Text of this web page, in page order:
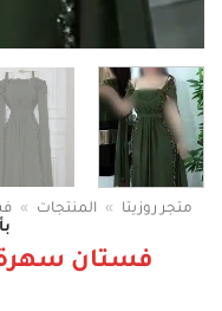
متجر روزيتا » المنتجات »
فستان سهرة